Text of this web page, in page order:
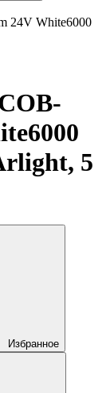
24V White6000
5
Избранное